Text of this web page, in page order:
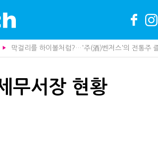
▶
막걸리를 하이볼처럼?…'주(酒)벤저스'의 전통주
10년 실거주도 불안…1주택자 세 부담 어떻게 달
영세 전통주 업체가 백화점에 입점…비결은 국세청?
미국 301조 新관세, 다음은 '공급과잉 관세'인가
기업 AI 준비 수준 진단한다…더존비즈온 'ARIX 모
1주택자도 양도세 최대 6.3배 차이…"실거주 요건
"어떤 건물을 팔까요"…세무사에게 부동산 고민을
트럼프 관세는 끝나지 않았다…미국의 강제노동 관
무서장 현황